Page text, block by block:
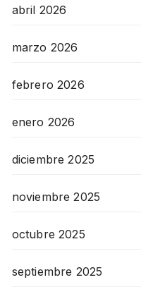
abril 2026
marzo 2026
febrero 2026
enero 2026
diciembre 2025
noviembre 2025
octubre 2025
septiembre 2025